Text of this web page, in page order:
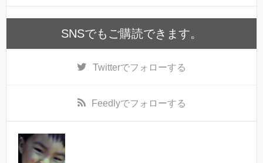
SNSでもご購読できます。
Twitterでフォローする
Feedlyでフォローする